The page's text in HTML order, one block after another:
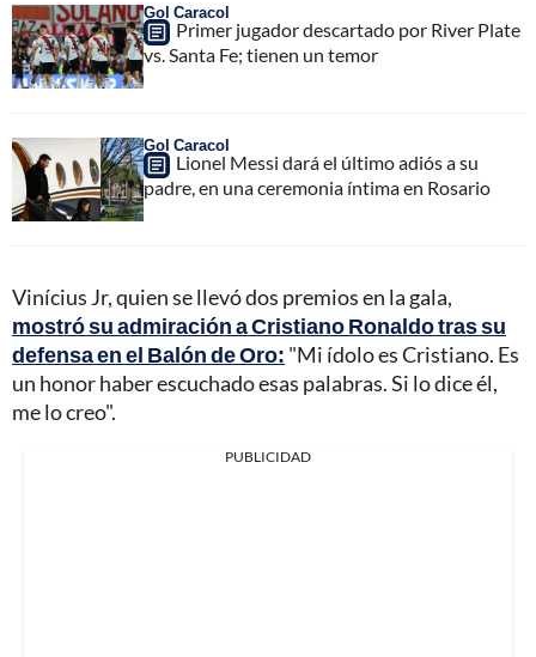
Gol Caracol
Primer jugador descartado por River Plate
vs. Santa Fe; tienen un temor
Gol Caracol
Lionel Messi dará el último adiós a su
padre, en una ceremonia íntima en Rosario
Vinícius Jr, quien se llevó dos premios en la gala,
mostró su admiración a Cristiano Ronaldo tras su
defensa en el Balón de Oro: "Mi ídolo es Cristiano. Es
un honor haber escuchado esas palabras. Si lo dice él,
me lo creo".
PUBLICIDAD